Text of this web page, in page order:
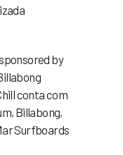
by
conta com
Billabong,
Surfboards